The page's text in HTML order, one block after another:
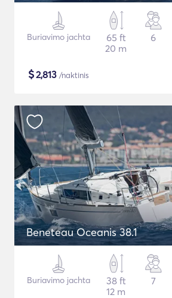
Buriavimo jachta
65 ft
20 m
6
$2,813 /naktinis
Beneteau Oceanis 38.1
Buriavimo jachta
38 ft
12 m
7